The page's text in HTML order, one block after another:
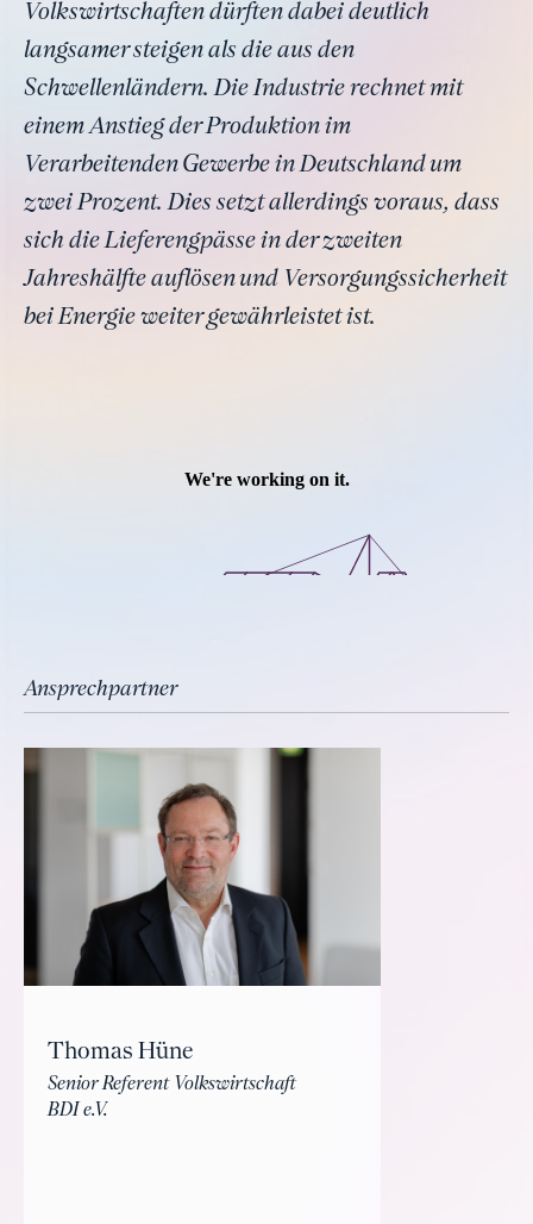
Volkswirtschaften dürften dabei deutlich
langsamer steigen als die aus den
Schwellenländern. Die Industrie rechnet mit
einem Anstieg der Produktion im
Verarbeitenden Gewerbe in Deutschland um
zwei Prozent. Dies setzt allerdings voraus, dass
sich die Lieferengpässe in der zweiten
Jahreshälfte auflösen und Versorgungssicherheit
bei Energie weiter gewährleistet ist.
Ansprechpartner
Thomas Hüne
Senior Referent Volkswirtschaft
BDI e.V.